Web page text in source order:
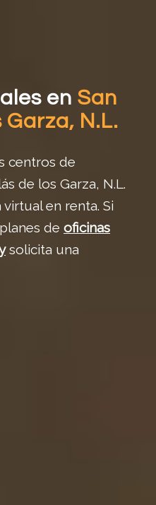
en San
Garza, N.L.
centros de
de los Garza, N.L.
en renta. Si
de oficinas
solicita una